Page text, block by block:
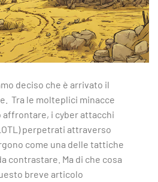
deciso che è arrivato il
Tra le molteplici minacce
affrontare, i cyber attacchi
perpetrati attraverso
come una delle tattiche
contrastare. Ma di che cosa
breve articolo